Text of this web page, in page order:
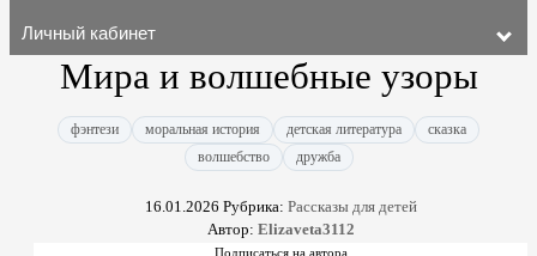
Личный кабинет
Мира и волшебные узоры
фэнтези моральная история детская литература
сказка
волшебство
дружба
16.01.2026 Рубрика: Рассказы для детей
Автор: Elizaveta3112